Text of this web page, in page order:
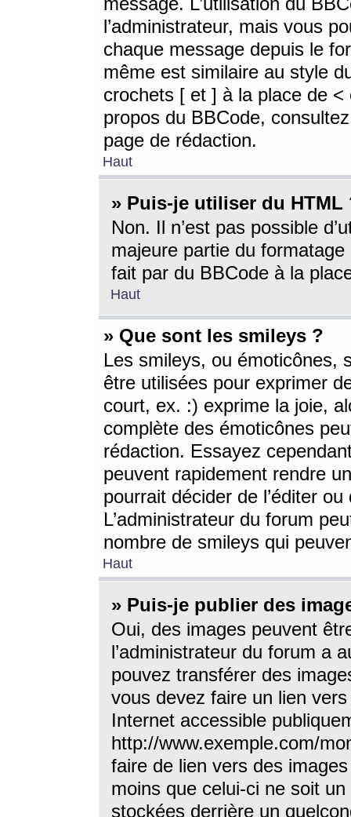
l’administrateur, mais vous
chaque message depuis le
même est similaire au style
crochets [ et ] à la place de <
propos du BBCode,
page de rédaction.
Haut
» Puis-je utiliser du HTML
Non. Il n’est pas possible
majeure partie du
fait par du BBCode à la
Haut
» Que sont les smileys ?
Les smileys, ou émoticônes,
être utilisées pour exprimer
court, ex. :) exprime la joie,
complète des émoticônes
rédaction. Essayez
peuvent rapidement rendre
pourrait décider de l’éditer
L’administrateur du forum
nombre de smileys qui
Haut
» Puis-je publier des
Oui, des images peuvent
l’administrateur du forum a
pouvez transférer des
vous devez faire un lien
Internet accessible
http://www.exemple.com/
faire de lien vers des
moins que celui-ci ne soit
stockées derrière un